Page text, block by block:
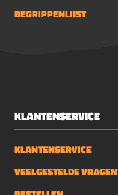
BEGRIPPENLIJST
KLANTENSERVICE
KLANTENSERVICE
VEELGESTELDE VRAGEN